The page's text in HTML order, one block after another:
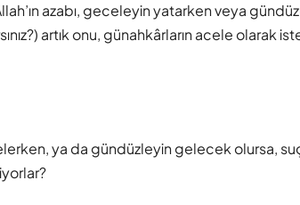
azabı, geceleyin yatarken veya
artık onu, günahkârların acele olarak
ya da gündüzleyin gelecek olursa,